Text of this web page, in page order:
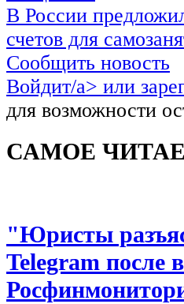
В России
счетов для
Сообщить новость
Войдит/a> или
для возможности
САМОЕ
"Юристы
Telegram после